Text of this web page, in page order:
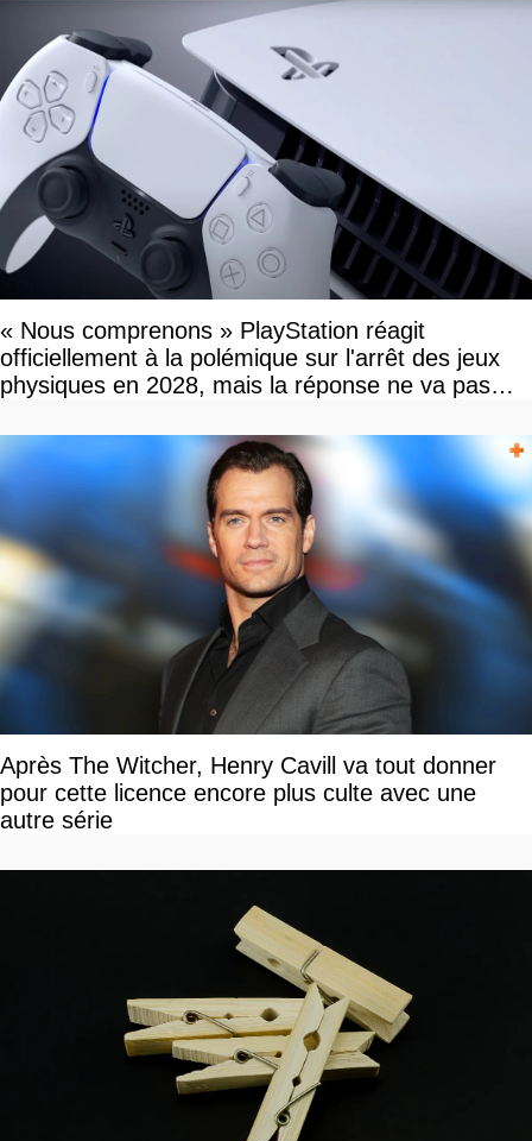
« Nous comprenons » PlayStation réagit
officiellement à la polémique sur l'arrêt des jeux
physiques en 2028, mais la réponse ne va pas
Après The Witcher, Henry Cavill va tout donner
pour cette licence encore plus culte avec une
autre série